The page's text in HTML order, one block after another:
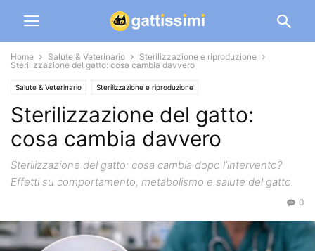
Home Salute & Veterinario
Sterilizzazione e riproduzione
Sterilizzazione del gatto: cosa cambia davvero
Salute & Veterinario Sterilizzazione e riproduzione
Sterilizzazione del gatto:
cosa cambia davvero
Sterilizzazione del gatto: cosa cambia dopo l’intervento?
Effetti su comportamento, metabolismo e salute del gatto.
0